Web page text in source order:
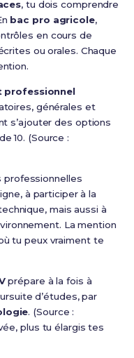
, tu dois comprendre
bac pro agricole,
en cours de
ou orales. Chaque
professionnel
générales et
s’ajouter des options
10. (Source :
professionnelles
à participer à la
mais aussi à
La mention
tu peux vraiment te
prépare à la fois à
d’études, par
. (Source :
plus tu élargis tes